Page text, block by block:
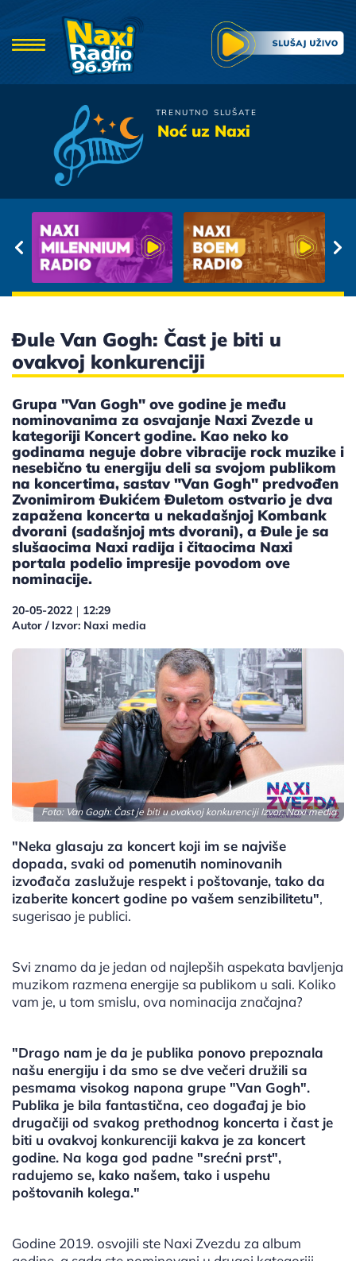
TRENUTNO SLUŠATE
Noć uz Naxi
Đule Van Gogh: Čast je biti u
ovakvoj konkurenciji
Grupa "Van Gogh" ove godine je među
nominovanima za osvajanje Naxi Zvezde u
kategoriji Koncert godine. Kao neko ko
godinama neguje dobre vibracije rock muzike i
nesebično tu energiju deli sa svojom publikom
na koncertima, sastav "Van Gogh" predvođen
Zvonimirom Đukićem Đuletom ostvario je dva
zapažena koncerta u nekadašnjoj Kombank
dvorani (sadašnjoj mts dvorani), a Đule je sa
slušaocima Naxi radija i čitaocima Naxi
portala podelio impresije povodom ove
nominacije.
20-05-2022 | 12:29
Autor / Izvor: Naxi media
Foto: Van Gogh: Čast je biti u ovakvoj konkurenciji Izvor: Naxi media
"Neka glasaju za koncert koji im se najviše
dopada, svaki od pomenutih nominovanih
izvođača zaslužuje respekt i poštovanje, tako da
izaberite koncert godine po vašem senzibilitetu",
sugerisao je publici.
Svi znamo da je jedan od najlepših aspekata bavljenja
muzikom razmena energije sa publikom u sali. Koliko
vam je, u tom smislu, ova nominacija značajna?
"Drago nam je da je publika ponovo prepoznala
našu energiju i da smo se dve večeri družili sa
pesmama visokog napona grupe "Van Gogh".
Publika je bila fantastična, ceo događaj je bio
drugačiji od svakog prethodnog koncerta i čast je
biti u ovakvoj konkurenciji kakva je za koncert
godine. Na koga god padne "srećni prst",
radujemo se, kako našem, tako i uspehu
poštovanih kolega."
Godine 2019. osvojili ste Naxi Zvezdu za album